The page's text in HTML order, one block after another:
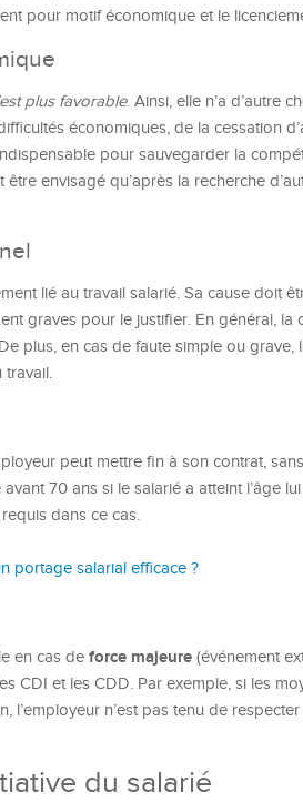
pour motif économique et le
plus favorable. Ainsi, elle n’a d’autre
économiques, de la cessation
pour sauvegarder la
être envisagé qu’après la recherche
lié au travail salarié. Sa cause doit
graves pour le justifier. En général, la
plus, en cas de faute simple ou
travail.
peut mettre fin à son contrat,
70 ans si le salarié a atteint l’âge
dans ce cas.
portage salarial efficace ?
en cas de force majeure (événement
CDI et les CDD. Par exemple, si les
l’employeur n’est pas tenu de
du salarié